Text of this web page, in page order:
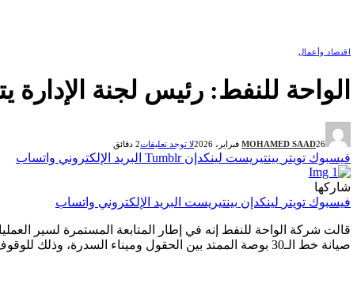
اقتصاد وأعمال
الواحة للنفط: رئيس لجنة الإدارة
MOHAMED SAAD26 فبراير، 2026 لا توجد تعليقات2 دقائق
فيسبوك تويتر بينتيريست لينكدإن Tumblr البريد الإلكتروني واتساب
شاركها
فيسبوك تويتر لينكدإن بينتيريست البريد الإلكتروني واتساب
قالت شركة الواحة للنفط إنه في إطار المتابعة المستمرة لسير
صيانة خط الـ30 بوصة الممتد بين الحقول وميناء السدرة، وذلك للوقوف على إجراءات المعالجة والإصلاح عقب التسرب الذي تم تسجيله مؤخراً.